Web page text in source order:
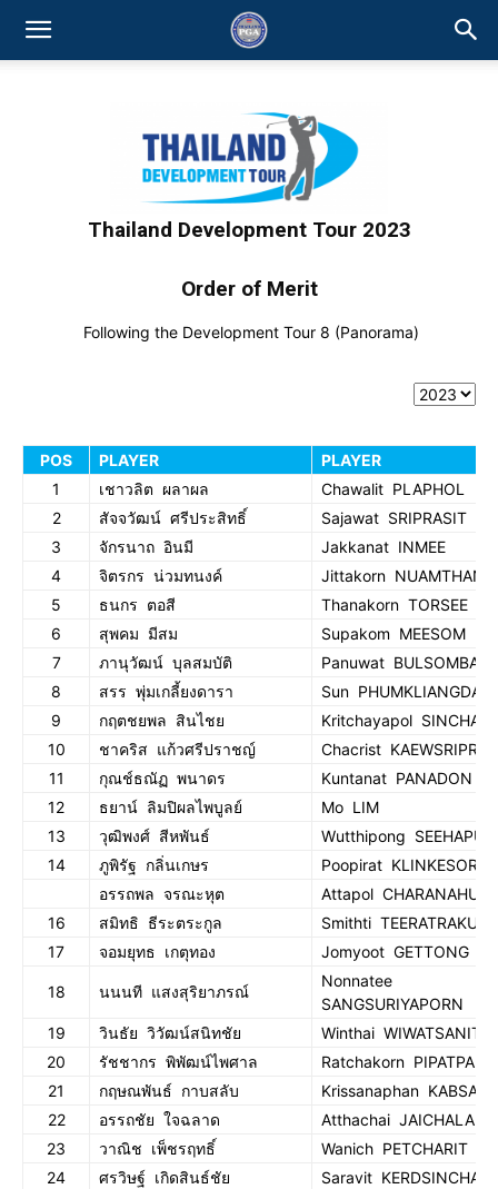
Thailand Development Tour 2023
Order of Merit
Following the Development Tour 8 (Panorama)
POS PLAYER
PLAYER
1
เชาวลิต ผลาผล
Chawalit PLAPHOL
2
สัจจวัฒน์ ศรีประสิทธิ์
Sajawat SRIPRASIT
3
จักรนาถ อินมี
Jakkanat INMEE
4
จิตรกร น่วมทนงค์
Jittakorn
5
ธนกร ตอสี
Thanakorn TORSEE
6
สุพคม มีสม
Supakom MEESOM
7
ภานุวัฒน์ บุลสมบัติ
Panuwat BULSOMBATH
8
สรร พุ่มเกลี้ยงดารา
Sun
9
กฤตชยพล สินไชย
Kritchayapol SINCHAI
10
ชาคริส แก้วศรีปราชญ์
Chacrist
11
กุณช์ธณัฏ พนาดร
Kuntanat PANADON
12
ธยาน์ ลิมปิผลไพบูลย์
Mo LIM
13
วุฒิพงศ์ สีหพันธ์
Wutthipong
14
ภูพิรัฐ กลิ่นเกษร
Poopirat KLINKESORN
อรรถพล จรณะหุต
Attapol CHARANAHUT
16
สมิทธิ ธีระตระกูล
Smithti TEERATRAKUL
17
จอมยุทธ เกตุทอง Jomyoot GETTONG
18 นนนที แสงสุริยาภรณ์
Nonnatee
SANGSURIYAPORN
19
วินธัย วิวัฒน์สนิทชัย
Winthai
20
รัชชากร พิพัฒน์ไพศาล
Ratchakorn
21
กฤษณพันธ์ กาบสลับ
Krissanaphan
22
อรรถชัย ใจฉลาด
Atthachai JAICHALAD
23
วาณิช เพ็ชรฤทธิ์
Wanich PETCHARIT
24
ศรวิษฐ์ เกิดสินธ์ชัย
Saravit KERDSINCHAI